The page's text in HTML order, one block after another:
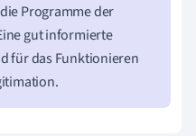
Programme der
gut informierte
für das Funktionieren